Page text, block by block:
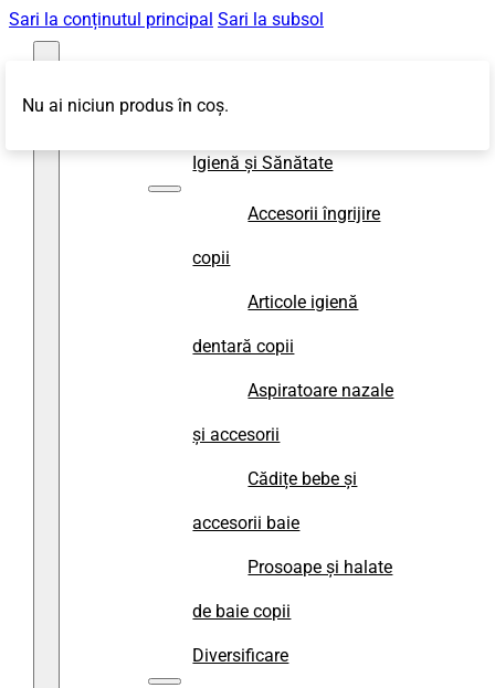
Sari la conținutul principal Sari la subsol
Igienă și Sănătate
Accesorii îngrijire
copii
Articole igienă
dentară copii
Aspiratoare nazale
și accesorii
Cădițe bebe și
accesorii baie
Prosoape și halate
de baie copii
Diversificare
Nu ai niciun produs în coș.